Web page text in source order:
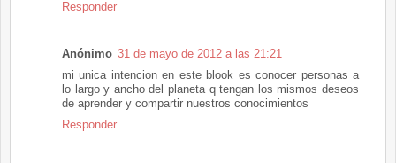
Responder
Anónimo 31 de mayo de 2012 a las 21:21
mi unica intencion en este blook es conocer personas a
lo largo y ancho del planeta q tengan los mismos deseos
de aprender y compartir nuestros conocimientos
Responder